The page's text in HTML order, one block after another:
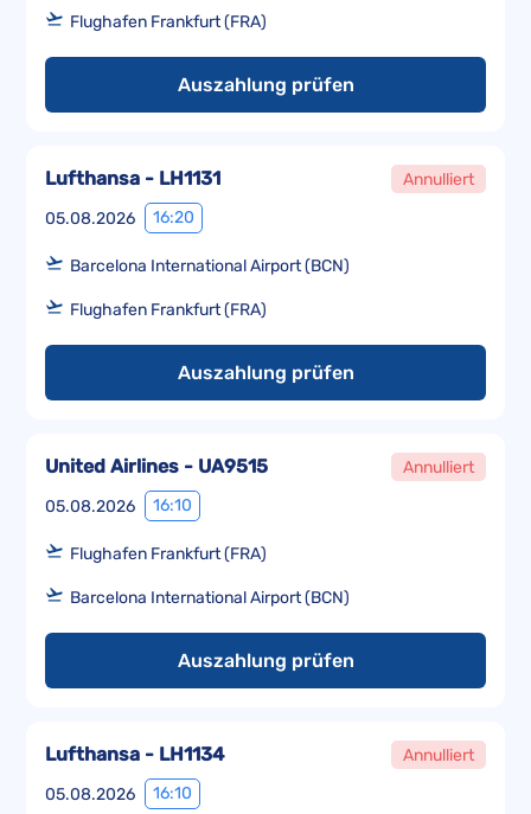
Flughafen Frankfurt (FRA)
Auszahlung prüfen
05.08.2026 16:20
Lufthansa - LH1131 Annulliert
Barcelona International Airport (BCN)
Flughafen Frankfurt (FRA)
Auszahlung prüfen
05.08.2026 16:10
United Airlines - UA9515 Annulliert
Flughafen Frankfurt (FRA)
Barcelona International Airport (BCN)
Auszahlung prüfen
05.08.2026 16:10
Lufthansa - LH1134 Annulliert